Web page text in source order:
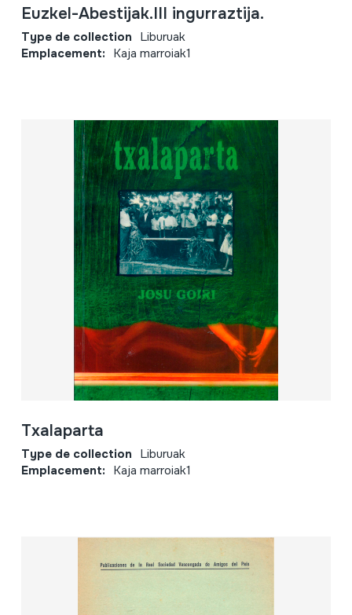
Euzkel-Abestijak.III ingurraztija.
Type de collection Liburuak
Emplacement: Kaja marroiak1
Txalaparta
Type de collection Liburuak
Emplacement: Kaja marroiak1